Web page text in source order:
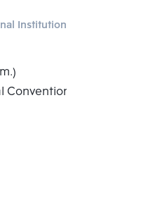
Institution
Centre